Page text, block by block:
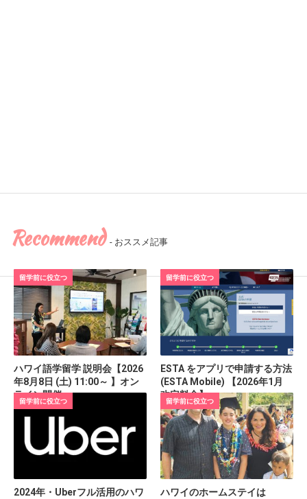
Recommend - おススメ記事
留学前に役立つ
ハワイ語学留学 説明会【2026
年8月8日 (土) 11:00～ 】オン
ライン開催
留学前に役立つ
ESTA をアプリで申請する方法
(ESTA Mobile) 【2026年1月
改定料金】
留学前に役立つ
2024年・Uberフル活用のハワ
留学前に役立つ
ハワイのホームステイは